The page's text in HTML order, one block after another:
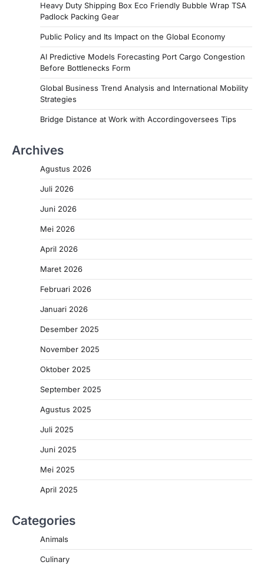
Heavy Duty Shipping Box Eco Friendly Bubble Wrap TSA
Padlock Packing Gear
Public Policy and Its Impact on the Global Economy
AI Predictive Models Forecasting Port Cargo Congestion
Before Bottlenecks Form
Global Business Trend Analysis and International Mobility
Strategies
Bridge Distance at Work with Accordingoversees Tips
Archives
Agustus 2026
Juli 2026
Juni 2026
Mei 2026
April 2026
Maret 2026
Februari 2026
Januari 2026
Desember 2025
November 2025
Oktober 2025
September 2025
Agustus 2025
Juli 2025
Juni 2025
Mei 2025
April 2025
Categories
Animals
Culinary